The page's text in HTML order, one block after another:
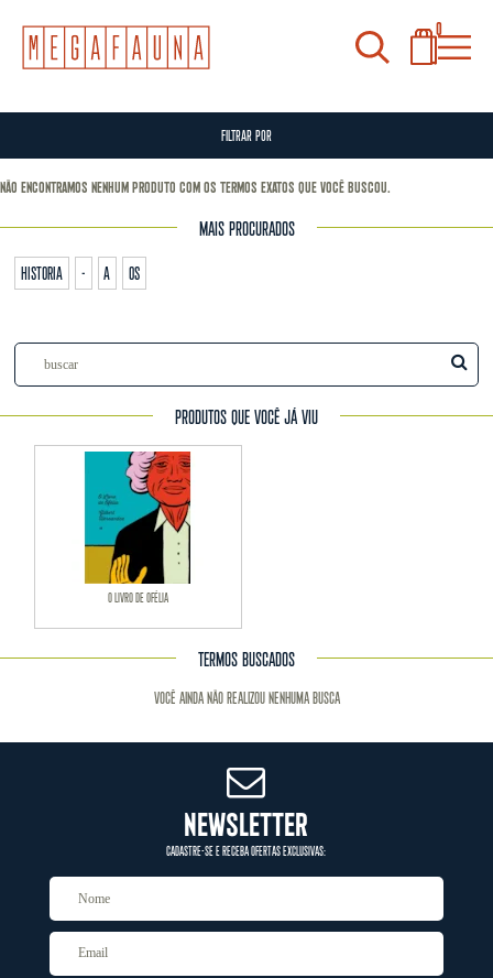
0
FILTRAR POR
Não encontramos nenhum produto com os termos exatos que você buscou.
MAIS PROCURADOS
historia - a os
PRODUTOS QUE VOCÊ JÁ VIU
O Livro de Ofélia
TERMOS BUSCADOS
Você ainda não realizou nenhuma busca
NEWSLETTER
CADASTRE-SE E RECEBA OFERTAS EXCLUSIVAS: